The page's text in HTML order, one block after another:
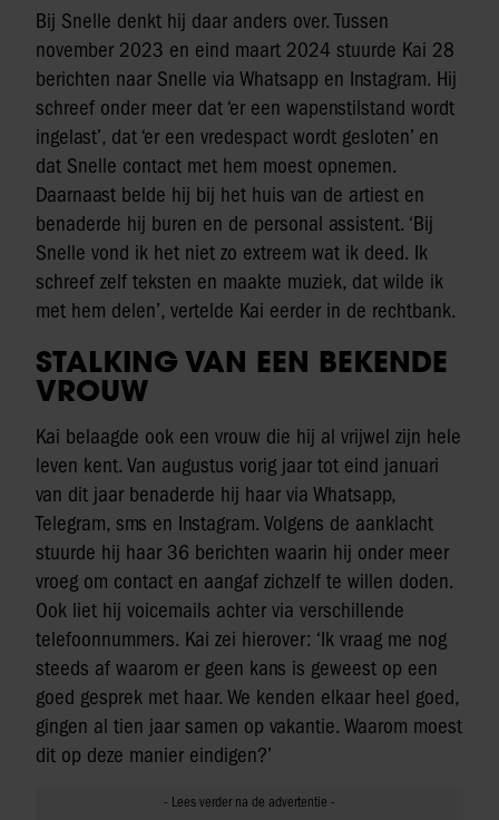
Bij Snelle denkt hij daar anders over. Tussen
november 2023 en eind maart 2024 stuurde Kai 28
berichten naar Snelle via Whatsapp en Instagram. Hij
schreef onder meer dat ‘er een wapenstilstand wordt
ingelast’, dat ‘er een vredespact wordt gesloten’ en
dat Snelle contact met hem moest opnemen.
Daarnaast belde hij bij het huis van de artiest en
benaderde hij buren en de personal assistent. ‘Bij
Snelle vond ik het niet zo extreem wat ik deed. Ik
schreef zelf teksten en maakte muziek, dat wilde ik
met hem delen’, vertelde Kai eerder in de rechtbank.
STALKING VAN EEN BEKENDE
VROUW
Kai belaagde ook een vrouw die hij al vrijwel zijn hele
leven kent. Van augustus vorig jaar tot eind januari
van dit jaar benaderde hij haar via Whatsapp,
Telegram, sms en Instagram. Volgens de aanklacht
stuurde hij haar 36 berichten waarin hij onder meer
vroeg om contact en aangaf zichzelf te willen doden.
Ook liet hij voicemails achter via verschillende
telefoonnummers. Kai zei hierover: ‘Ik vraag me nog
steeds af waarom er geen kans is geweest op een
goed gesprek met haar. We kenden elkaar heel goed,
gingen al tien jaar samen op vakantie. Waarom moest
dit op deze manier eindigen?’